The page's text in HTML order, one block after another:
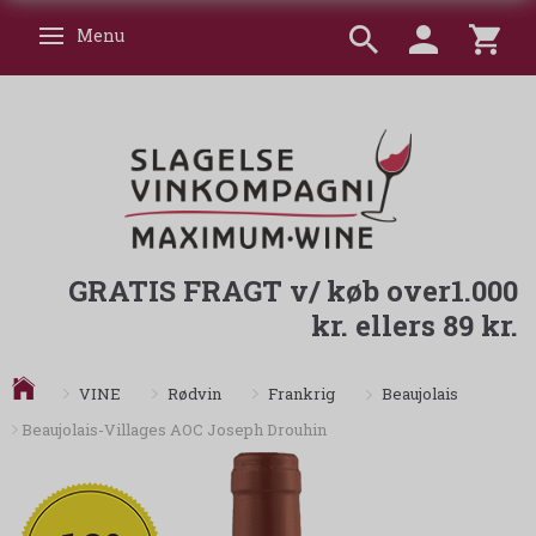
Skifte navigation
Menu
GRATIS FRAGT v/ køb over1.000
kr. ellers 89 kr.
VINE Rødvin Frankrig
Beaujolais
Beaujolais-Villages AOC Joseph Drouhin